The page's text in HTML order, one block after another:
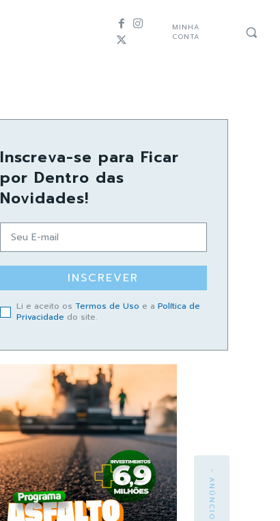
MINHA
CONTA
Inscreva-se para Ficar
por Dentro das
Novidades!
INSCREVER
Li e aceito os Termos de Uso e a Política de
Privacidade do site.
- ANÚNCIO -